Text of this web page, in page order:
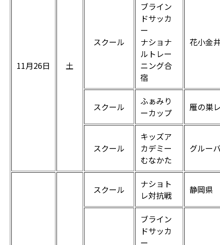
11月26日 土
スクール
ブライン
ドサッカ
ー
ナショナ
ルトレー
ニング合
宿
花小金
スクール
ふぁみり
ーカップ
雁の巣
スクール
キッズア
カデミー
むなかた
グルー
スクール
ナショト
レ対抗戦
静岡県
ブライン
ドサッカ
ー